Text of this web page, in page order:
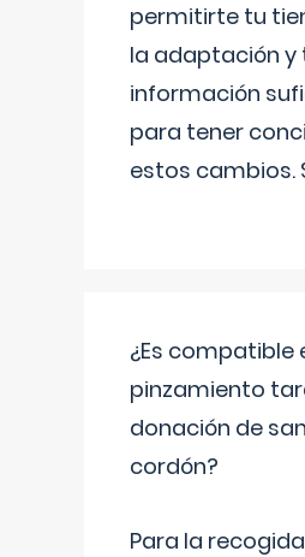
permitirte tu
la adaptación y
información
para tener
estos cambios.
¿Es compatible
pinzamiento
donación de
cordón?
Para la